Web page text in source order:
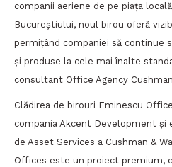
companii aeriene de pe piața
Bucureștiului, noul birou oferă
permițând companiei să continue
și produse la cele mai înalte
consultant Office Agency
Clădirea de birouri Eminescu
compania Akcent Development și
de Asset Services a Cushman &
Offices este un proiect premium,